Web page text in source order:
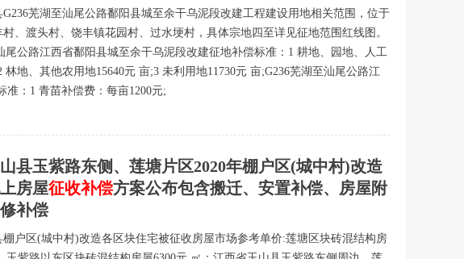
芜湖至汕尾公路鄱阳县城至余干乌泥段改建工程建设用地相关范围，位于
、渡头村、饶丰镇花园村、过水埂村，具体宗地四至详见征地范围红线图。
尾公路江西省鄱阳县城至余干乌泥段改建征地补偿标准：1 耕地、园地、人工
地、其他农用地15640元 亩;3 未利用地11730元 亩;G236芜湖至汕尾公路江
：1 青苗补偿费：每亩1200元;
县玉紫路东侧、莲塘片区2020年棚户区(城中村)改造
房屋征收补偿方案公布包含搬迁、安置补偿、房屋附
补偿
棚户区(城中村)改造各区块住宅被征收房屋市场参考单价:莲塘区块砖混结构房